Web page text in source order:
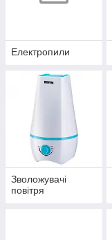
Електропили
Зволожувачі
повітря